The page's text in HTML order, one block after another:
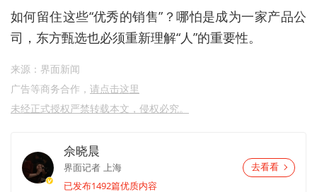
如何留住这些“优秀的销售”？哪怕是成为一家产品公
司，东方甄选也必须重新理解“人”的重要性。
来源：界面新闻
广告等商务合作， 请点击这里
未经正式授权严禁转载本文，侵权必究。
佘晓晨
界面记者 上海
已发布1492篇优质内容
去看看